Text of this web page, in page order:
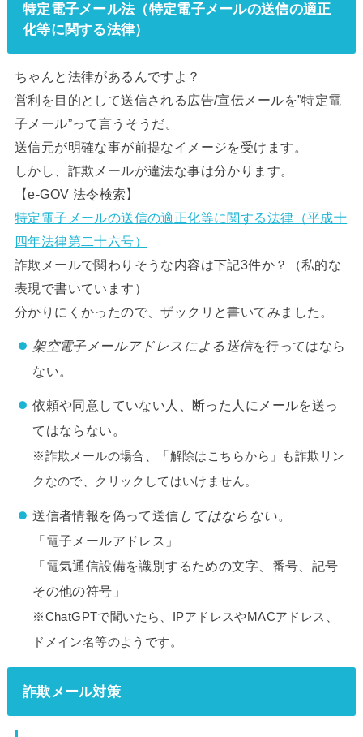
特定電子メール法（特定電子メールの送信の適正
化等に関する法律）
ちゃんと法律があるんですよ？
営利を目的として送信される広告/宣伝メールを”特定電
子メール”って言うそうだ。
送信元が明確な事が前提なイメージを受けます。
しかし、詐欺メールが違法な事は分かります。
【e-GOV 法令検索】
特定電子メールの送信の適正化等に関する法律（平成十
四年法律第二十六号）
詐欺メールで関わりそうな内容は下記3件か？（私的な
表現で書いています）
分かりにくかったので、ザックリと書いてみました。
架空電子メールアドレスによる送信を行ってはなら
ない。
依頼や同意していない人、断った人にメールを送っ
てはならない。
※詐欺メールの場合、「解除はこちらから」も詐欺リン
クなので、クリックしてはいけません。
送信者情報を偽って送信 してはならない。
「電子メールアドレス」
「電気通信設備を識別するための文字、番号、記号
その他の符号」
※ChatGPTで聞いたら、IPアドレスやMACアドレス、
ドメイン名等のようです。
詐欺メール対策